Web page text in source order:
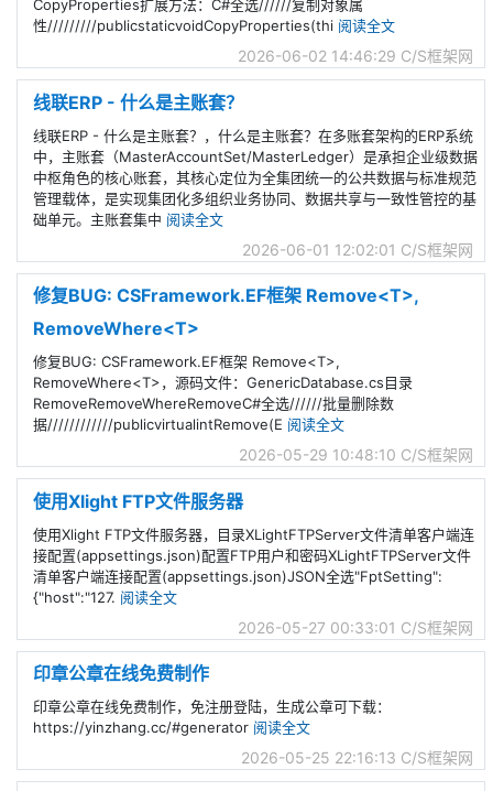
CopyProperties扩展方法：C#全选//////复制对象属
性/////////publicstaticvoidCopyProperties(thi 阅读全文
2026-06-02 14:46:29 C/S框架网
线联ERP - 什么是主账套？
线联ERP - 什么是主账套？，什么是主账套？在多账套架构的ERP系统
中，主账套（MasterAccountSet/MasterLedger）是承担企业级数据
中枢角色的核心账套，其核心定位为全集团统一的公共数据与标准规范
管理载体，是实现集团化多组织业务协同、数据共享与一致性管控的基
础单元。主账套集中 阅读全文
2026-06-01 12:02:01 C/S框架网
修复BUG: CSFramework.EF框架 Remove<T>,
RemoveWhere<T>
修复BUG: CSFramework.EF框架 Remove<T>,
RemoveWhere<T>，源码文件：GenericDatabase.cs目录
RemoveRemoveWhereRemoveC#全选//////批量删除数
据////////////publicvirtualintRemove(E 阅读全文
2026-05-29 10:48:10 C/S框架网
使用Xlight FTP文件服务器
使用Xlight FTP文件服务器，目录XLightFTPServer文件清单客户端连
接配置(appsettings.json)配置FTP用户和密码XLightFTPServer文件
清单客户端连接配置(appsettings.json)JSON全选"FptSetting":
{"host":"127. 阅读全文
2026-05-27 00:33:01 C/S框架网
印章公章在线免费制作
印章公章在线免费制作，免注册登陆，生成公章可下载：
https://yinzhang.cc/#generator 阅读全文
2026-05-25 22:16:13 C/S框架网